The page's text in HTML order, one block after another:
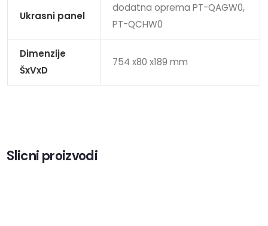
Ukrasni panel
dodatna oprema PT-QAGW0,
PT-QCHW0
Dimenzije
ŠxVxD
754 x80 x189 mm
Slicni proizvodi